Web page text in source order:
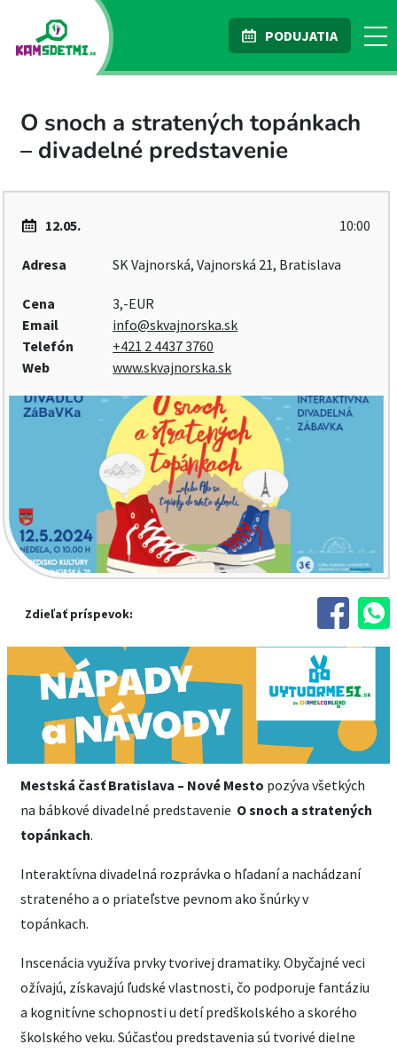
PODUJATIA
O snoch a stratených topánkach
– divadelné predstavenie
12.05. 10:00
Adresa SK Vajnorská, Vajnorská 21, Bratislava
Cena
3,-EUR
Email
info@skvajnorska.sk
Telefón
+421 2 4437 3760
Web
www.skvajnorska.sk
Zdieľať príspevok:
Mestská časť Bratislava – Nové Mesto pozýva všetkých
na bábkové divadelné predstavenie O snoch a stratených
topánkach.
Interaktívna divadelná rozprávka o hľadaní a nachádzaní
strateného a o priateľstve pevnom ako šnúrky v
topánkach.
Inscenácia využíva prvky tvorivej dramatiky. Obyčajné veci
ožívajú, získavajú ľudské vlastnosti, čo podporuje fantáziu
a kognitívne schopnosti u detí predškolského a skorého
školského veku. Súčasťou predstavenia sú tvorivé dielne